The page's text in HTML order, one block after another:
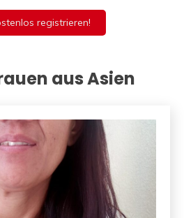
registrieren!
aus Asien